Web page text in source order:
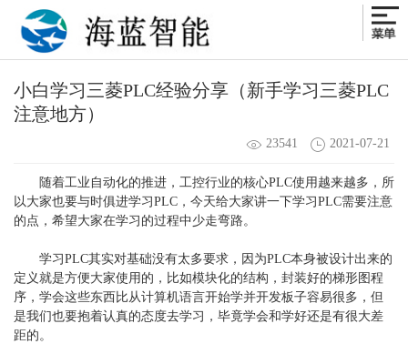
小白学习三菱PLC经验分享（新手学习三菱PLC
注意地方）
23541 2021-07-21
随着工业自动化的推进，工控行业的核心PLC使用越来越多，所
以大家也要与时俱进学习PLC，今天给大家讲一下学习PLC需要注意
的点，希望大家在学习的过程中少走弯路。
学习PLC其实对基础没有太多要求，因为PLC本身被设计出来的
定义就是方便大家使用的，比如模块化的结构，封装好的梯形图程
序，学会这些东西比从计算机语言开始学并开发板子容易很多，但
是我们也要抱着认真的态度去学习，毕竟学会和学好还是有很大差
距的。